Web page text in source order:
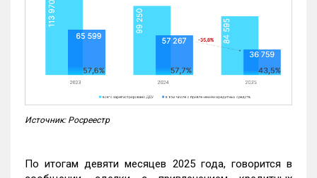
Источник: Росреестр
По итогам девяти месяцев 2025 года, говорится в